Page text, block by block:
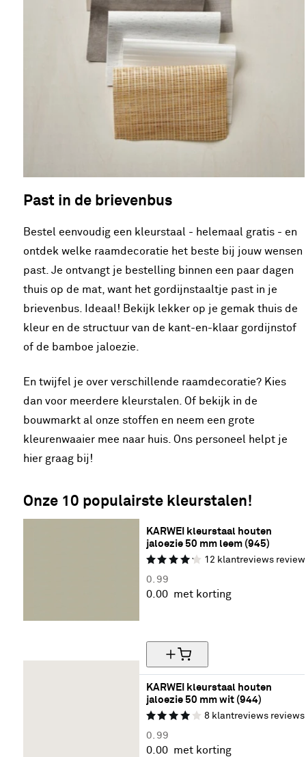
Past in de brievenbus
Bestel eenvoudig een kleurstaal - helemaal gratis - en
ontdek welke raamdecoratie het beste bij jouw wensen
past. Je ontvangt je bestelling binnen een paar dagen
thuis op de mat, want het gordijnstaaltje past in je
brievenbus. Ideaal! Bekijk lekker op je gemak thuis de
kleur en de structuur van de kant-en-klaar gordijnstof
of de bamboe jaloezie.
En twijfel je over verschillende raamdecoratie? Kies
dan voor meerdere kleurstalen. Of bekijk in de
bouwmarkt al onze stoffen en neem een grote
kleurenwaaier mee naar huis. Ons personeel helpt je
hier graag bij!
Onze 10 populairste kleurstalen!
KARWEI kleurstaal houten
jaloezie 50 mm leem (945)
12 klantreviews
0. 99
0.00 met korting
KARWEI kleurstaal houten
jaloezie 50 mm wit (944)
8 klantreviews reviews
0. 99
0.00 met korting